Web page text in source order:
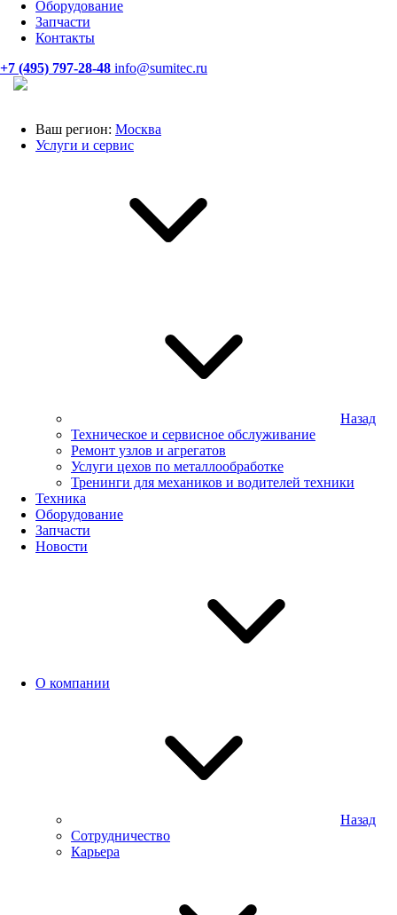
Оборудование
Запчасти
Контакты
+7 (495) 797-28-48 info@sumitec.ru
Ваш регион: Москва
Услуги и сервис
Назад
Техническое и сервисное обслуживание
Ремонт узлов и агрегатов
Услуги цехов по металлообработке
Тренинги для механиков и водителей техники
Техника
Оборудование
Запчасти
Новости
О компании
Назад
Сотрудничество
Карьера